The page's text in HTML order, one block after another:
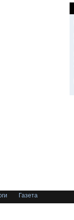
Газета